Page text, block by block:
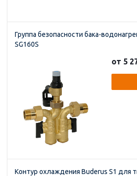
Группа безопасности бака-
SG160S
от 5
Контур охлаждения Buderus S1 для